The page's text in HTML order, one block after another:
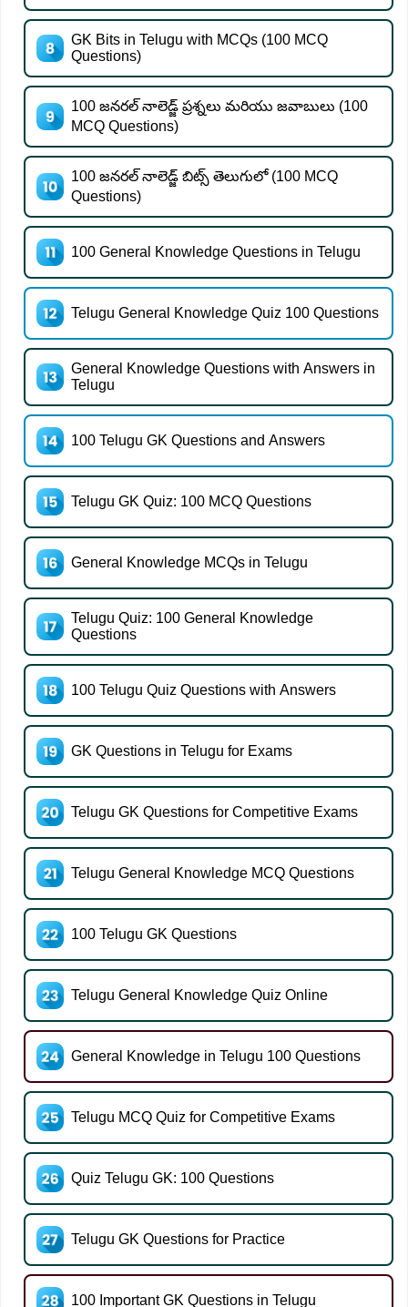
GK Bits in Telugu with MCQs (100 MCQ
Questions)
100 జనరల్ నాలెడ్జ్ ప్రశ్నలు మరియు జవాబులు (100
MCQ Questions)
100 జనరల్ నాలెడ్జ్ బిట్స్ తెలుగులో (100 MCQ
Questions)
100 General Knowledge Questions in Telugu
Telugu General Knowledge Quiz 100 Questions
General Knowledge Questions with Answers in
Telugu
100 Telugu GK Questions and Answers
Telugu GK Quiz: 100 MCQ Questions
General Knowledge MCQs in Telugu
Telugu Quiz: 100 General Knowledge
Questions
100 Telugu Quiz Questions with Answers
GK Questions in Telugu for Exams
Telugu GK Questions for Competitive Exams
Telugu General Knowledge MCQ Questions
100 Telugu GK Questions
Telugu General Knowledge Quiz Online
General Knowledge in Telugu 100 Questions
Telugu MCQ Quiz for Competitive Exams
Quiz Telugu GK: 100 Questions
Telugu GK Questions for Practice
100 Important GK Questions in Telugu